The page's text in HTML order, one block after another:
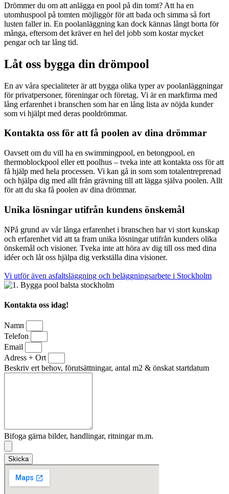
Drömmer du om att anlägga en pool på din tomt? Att ha en
utomhuspool på tomten möjliggör för att bada och simma så fort
lusten faller in. En poolanläggning kan dock kännas långt borta för
många, eftersom det kräver en hel del jobb som kostar mycket
pengar och tar lång tid.
Låt oss bygga din drömpool
En av våra specialiteter är att bygga olika typer av poolanläggningar
för privatpersoner, föreningar och företag. Vi är en markfirma med
lång erfarenhet i branschen som har en lång lista av nöjda kunder
som vi hjälpt med deras pooldrömmar.
Kontakta oss för att få poolen av dina drömmar
Oavsett om du vill ha en swimmingpool, en betongpool, en
thermoblockpool eller ett poolhus – tveka inte att kontakta oss för att
få hjälp med hela processen. Vi kan gå in som som totalentreprenad
och hjälpa dig med allt från grävning till att lägga själva poolen. Allt
för att du ska få poolen av dina drömmar.
Unika lösningar utifrån kundens önskemål
NPå grund av vår långa erfarenhet i branschen har vi stort kunskap
och erfarenhet vid att ta fram unika lösningar utifrån kunders olika
önskemål och visioner. Tveka inte att höra av dig till oss med dina
idéer och låt oss hjälpa dig verkställa dina visioner.
Vi utför även asfaltsläggning och beläggningsarbete i Stockholm
Kontakta oss idag!
Namn
Telefon
Email
Adress + Ort
Beskriv ert behov, förutsättningar, antal m2 & önskat startdatum
Bifoga gärna bilder, handlingar, ritningar m.m.
Skicka